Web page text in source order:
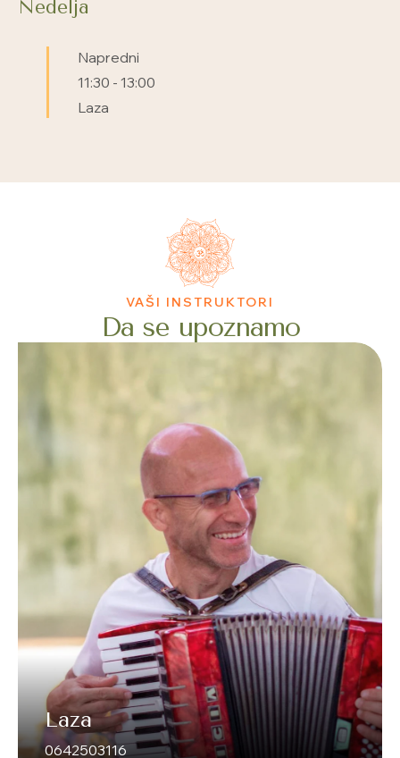
Nedelja
Napredni
11:30 - 13:00
Laza
Da se upoznamo
VAŠI INSTRUKTORI
Laza
0642503116